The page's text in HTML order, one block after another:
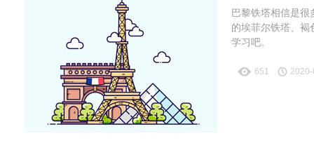
巴黎铁塔相信是很
的埃菲尔铁塔、褐
学习吧。
651